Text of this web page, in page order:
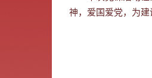
神，爱国爱党，为建